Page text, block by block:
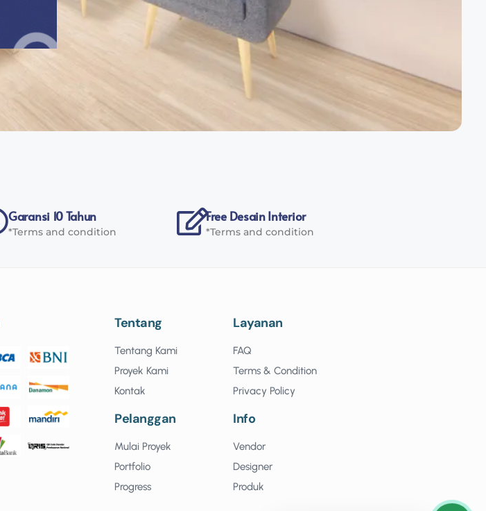
Garansi 10 Tahun
*Terms and condition
Free Desain Interior
*Terms and condition
Tentang
Tentang Kami
Proyek Kami
Kontak
Pelanggan
Mulai Proyek
Portfolio
Progress
Layanan
FAQ
Terms & Condition
Privacy Policy
Info
Vendor
Designer
Produk